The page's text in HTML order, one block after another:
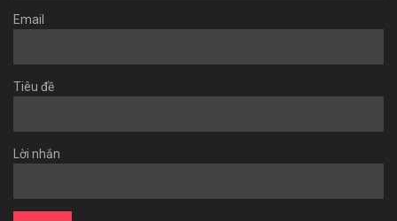
Email
Tiêu đề
Lời nhắn